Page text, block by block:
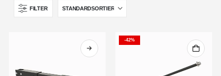
FILTER
-42%